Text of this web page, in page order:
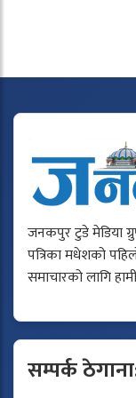
जनकपुर टुडे मेडिया
पत्रिका मधेशको पहिलो
समाचारको लागि
सम्पर्क